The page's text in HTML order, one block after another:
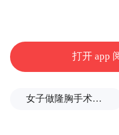
人员轻伤。打开 app
女子做隆胸手术全麻后被告知暂停，记者采访时又发现其他违规问题